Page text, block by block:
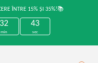
ÎNTRE 15% ȘI 35%!📚
32
min
43
sec